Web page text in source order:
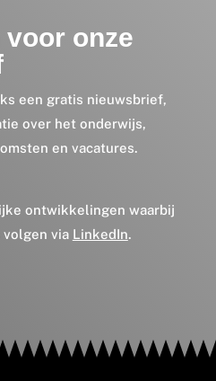
onze
een gratis nieuwsbrief,
over het onderwijs,
en vacatures.
ontwikkelingen waarbij
volgen via LinkedIn.